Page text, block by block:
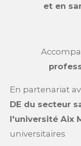
et en
En partenariat
DE du secteur
l'université Aix
universitaires